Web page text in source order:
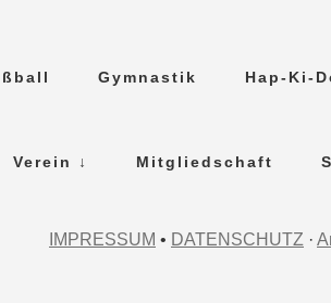
Gymnastik Hap-Ki-
Verein ↓ Mitgliedschaft
IMPRESSUM • DATENSCHUTZ ·